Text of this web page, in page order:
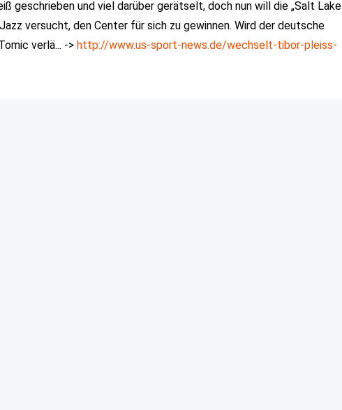
geschrieben und viel darüber gerätselt, doch nun will die „Salt Lake
versucht, den Center für sich zu gewinnen. Wird der deutsche
verlä... ->http://www.us-sport-news.de/wechselt-tibor-pleiss-